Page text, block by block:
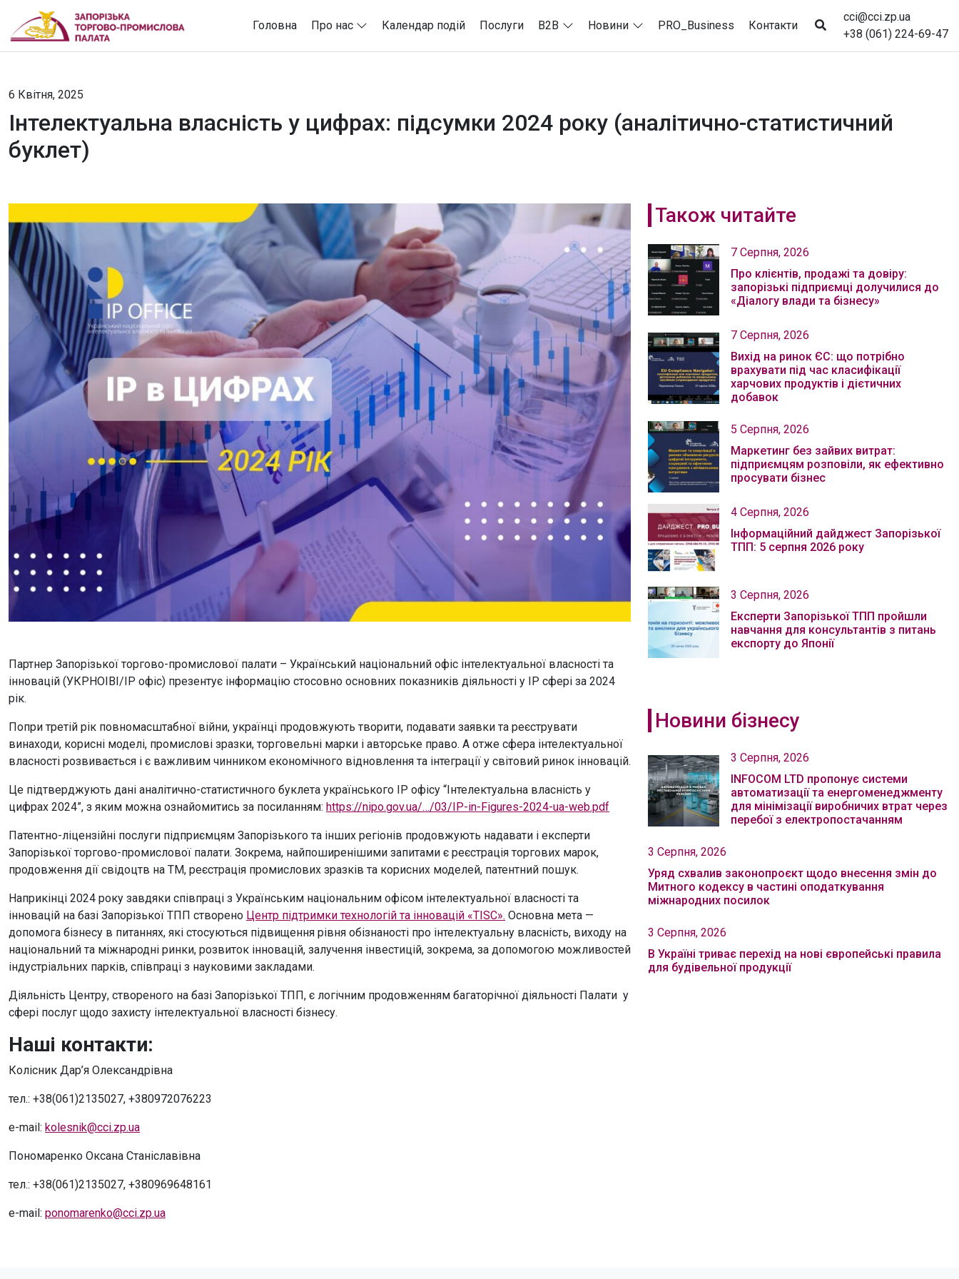
Головна Про нас Календар подій Послуги B2B Новини PRO_Business Контакти
cci@cci.zp.ua
+38 (061) 224-69-47
6 Квітня, 2025
Інтелектуальна власність у цифрах: підсумки 2024 року (аналітично-статистичний
буклет)
Партнер Запорізької торгово-промислової палати – Український національний офіс інтелектуальної власності та
інновацій (УКРНОІВІ/IP офіс) презентує інформацію стосовно основних показників діяльності у IP сфері за 2024
рік.
Попри третій рік повномасштабної війни, українці продовжують творити, подавати заявки та реєструвати
винаходи, корисні моделі, промислові зразки, торговельні марки і авторське право. А отже сфера інтелектуальної
власності розвивається і є важливим чинником економічного відновлення та інтеграції у світовий ринок інновацій.
Це підтверджують дані аналітично-статистичного буклета українського IP офісу “Інтелектуальна власність у
цифрах 2024”, з яким можна ознайомитись за посиланням: https://nipo.gov.ua/…/03/IP-in-Figures-2024-ua-web.pdf
Патентно-ліцензійні послуги підприємцям Запорізького та інших регіонів продовжують надавати і експерти
Запорізької торгово-промислової палати. Зокрема, найпоширенішими запитами є реєстрація торгових марок,
продовження дії свідоцтв на ТМ, реєстрація промислових зразків та корисних моделей, патентний пошук.
Наприкінці 2024 року завдяки співпраці з Українським національним офісом інтелектуальної власності та
інновацій на базі Запорізької ТПП створено Центр підтримки технологій та інновацій «TISC». Основна мета —
допомога бізнесу в питаннях, які стосуються підвищення рівня обізнаності про інтелектуальну власність, виходу на
національний та міжнародні ринки, розвиток інновацій, залучення інвестицій, зокрема, за допомогою можливостей
індустріальних парків, співпраці з науковими закладами.
Діяльність Центру, створеного на базі Запорізької ТПП, є логічним продовженням багаторічної діяльності Палати у
сфері послуг щодо захисту інтелектуальної власності бізнесу.
Наші контакти:
Колісник Дар’я Олександрівна
тел.: +38(061)2135027, +380972076223
e-mail: kolesnik@cci.zp.ua
Пономаренко Оксана Станіславівна
тел.: +38(061)2135027, +380969648161
e-mail: ponomarenko@cci.zp.ua
Також читайте
7 Серпня, 2026
Про клієнтів, продажі та довіру:
запорізькі підприємці долучилися до
«Діалогу влади та бізнесу»
7 Серпня, 2026
Вихід на ринок ЄС: що потрібно
врахувати під час класифікації
харчових продуктів і дієтичних
добавок
5 Серпня, 2026
Маркетинг без зайвих витрат:
підприємцям розповіли, як ефективно
просувати бізнес
4 Серпня, 2026
Інформаційний дайджест Запорізької
ТПП: 5 серпня 2026 року
3 Серпня, 2026
Експерти Запорізької ТПП пройшли
навчання для консультантів з питань
експорту до Японії
Новини бізнесу
3 Серпня, 2026
INFOCOM LTD пропонує системи
автоматизації та енергоменеджменту
для мінімізації виробничих втрат через
перебої з електропостачанням
3 Серпня, 2026
Уряд схвалив законопроєкт щодо внесення змін до
Митного кодексу в частині оподаткування
міжнародних посилок
3 Серпня, 2026
В Україні триває перехід на нові європейські правила
для будівельної продукції